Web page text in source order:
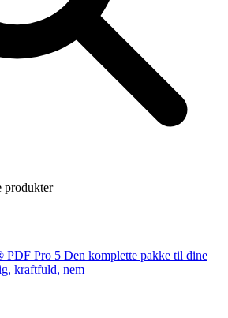
produkter
PDF Pro 5 Den komplette pakke til dine
kraftfuld, nem